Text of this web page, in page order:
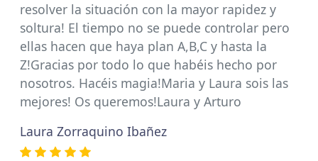
resolver la situación con la mayor rapidez y
soltura! El tiempo no se puede controlar pero
ellas hacen que haya plan A,B,C y hasta la
Z!Gracias por todo lo que habéis hecho por
nosotros. Hacéis magia!Maria y Laura sois las
mejores! Os queremos!Laura y Arturo
Laura Zorraquino Ibañez